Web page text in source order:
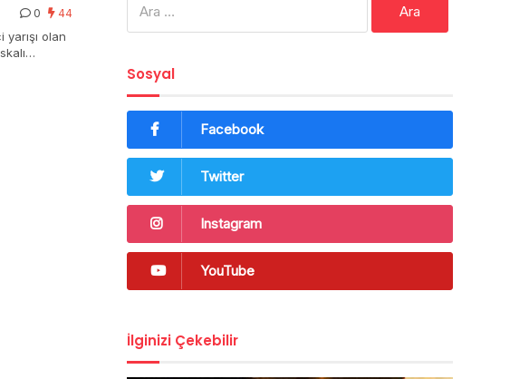
0 44
olan
Sosyal
Facebook
Twitter
Instagram
YouTube
İlginizi Çekebilir